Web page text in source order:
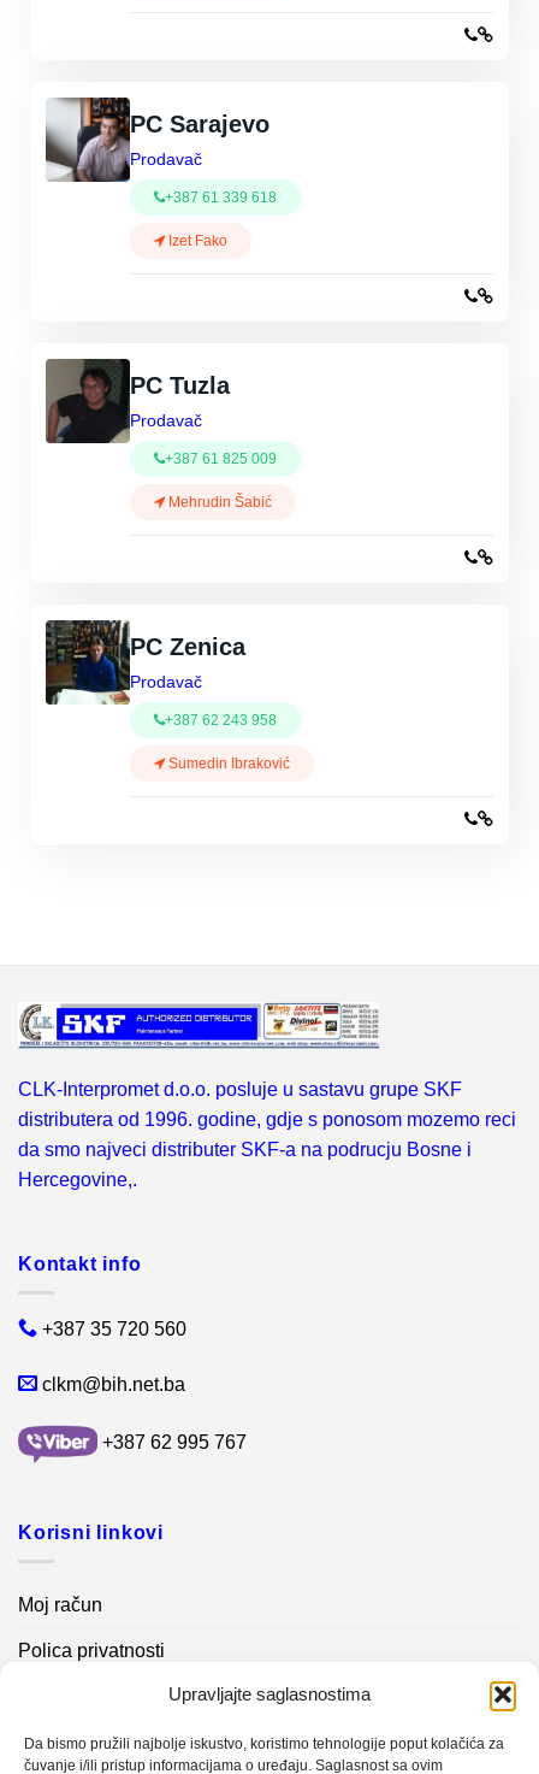
Upravljajte saglasnostima
Da bismo pružili najbolje iskustvo, koristimo tehnologije poput kolačića za
čuvanje i/ili pristup informacijama o uređaju. Saglasnost sa ovim
PC Sarajevo
Prodavač
+387 61 339 618
Izet Fako
PC Tuzla
Prodavač
+387 61 825 009
Mehrudin Šabić
PC Zenica
Prodavač
+387 62 243 958
Sumedin Ibraković
CLK-Interpromet d.o.o. posluje u sastavu grupe SKF
distributera od 1996. godine, gdje s ponosom mozemo reci
da smo najveci distributer SKF-a na podrucju Bosne i
Hercegovine,.
Kontakt info
+387 35 720 560
clkm@bih.net.ba
+387 62 995 767
Korisni linkovi
Moj račun
Polica privatnosti
Kontakt info